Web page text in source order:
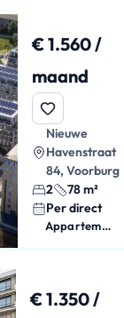
€ 1.560 /
maand
Nieuwe
Havenstraat
84, Voorburg
2
78 m²
Per direct
Appartement
€ 1.350 /